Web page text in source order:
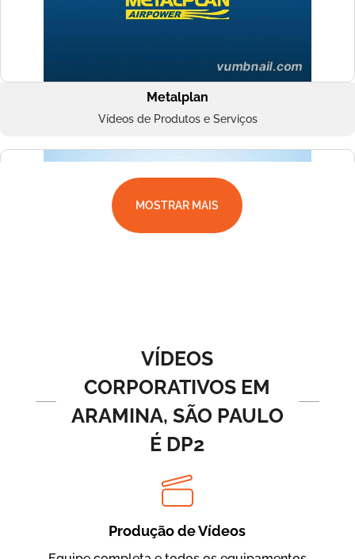
Metalplan
Vídeos de Produtos e Serviços
BRF Parceiros
MOSTRAR MAIS
VÍDEOS
CORPORATIVOS EM
ARAMINA, SÃO PAULO
É DP2
Produção de Vídeos